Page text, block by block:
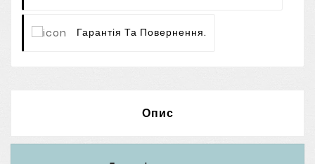
Гарантія Та Повернення.
Опис